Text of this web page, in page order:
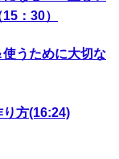
：30）
うために大切な
り方(16:24)